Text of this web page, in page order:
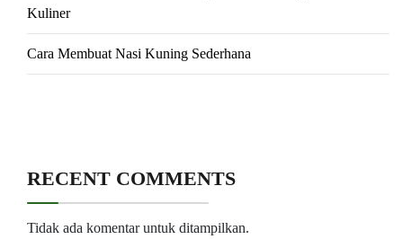
Kuliner
Cara Membuat Nasi Kuning Sederhana
RECENT COMMENTS
Tidak ada komentar untuk ditampilkan.